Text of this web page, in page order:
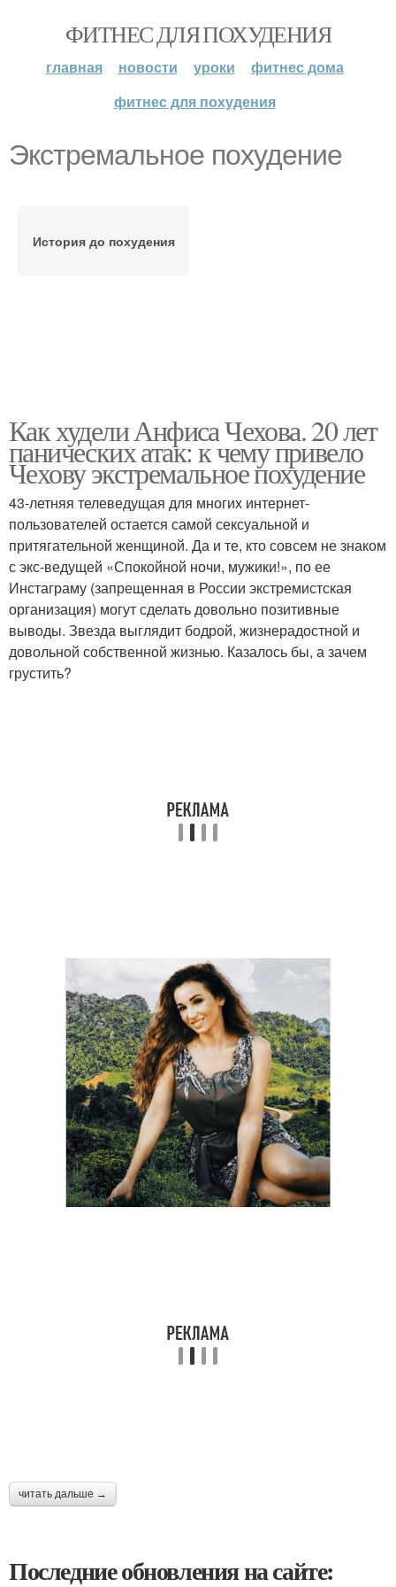
ФИТНЕС ДЛЯ ПОХУДЕНИЯ
главная новости уроки
фитнес дома
фитнес для похудения
Экстремальное похудение
История до похудения
Как худели Анфиса Чехова. 20 лет
панических атак: к чему привело
Чехову экстремальное похудение
43-летняя телеведущая для многих интернет-
пользователей остается самой сексуальной и
притягательной женщиной. Да и те, кто совсем не знаком
с экс-ведущей «Спокойной ночи, мужики!», по ее
Инстаграму (запрещенная в России экстремистская
организация) могут сделать довольно позитивные
выводы. Звезда выглядит бодрой, жизнерадостной и
довольной собственной жизнью. Казалось бы, а зачем
грустить?
читать дальше →
Последние обновления на сайте: